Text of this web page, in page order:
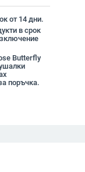
от 14 дни.
в срок
Butterfly
поръчка.